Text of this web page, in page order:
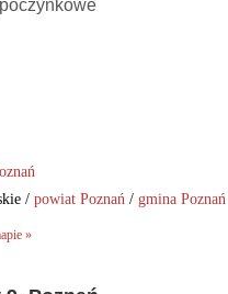
/ powiat Poznań / gmina Poznań
»